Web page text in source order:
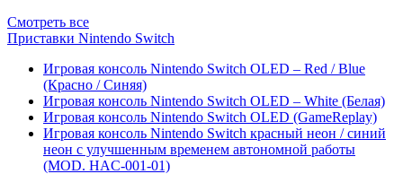
Смотреть все
Приставки Nintendo Switch
Игровая консоль Nintendo Switch OLED – Red / Blue
(Красно / Синяя)
Игровая консоль Nintendo Switch OLED – White (Белая)
Игровая консоль Nintendo Switch OLED (GameReplay)
Игровая консоль Nintendo Switch красный неон / синий
неон с улучшенным временем автономной работы
(MOD. HAC-001-01)